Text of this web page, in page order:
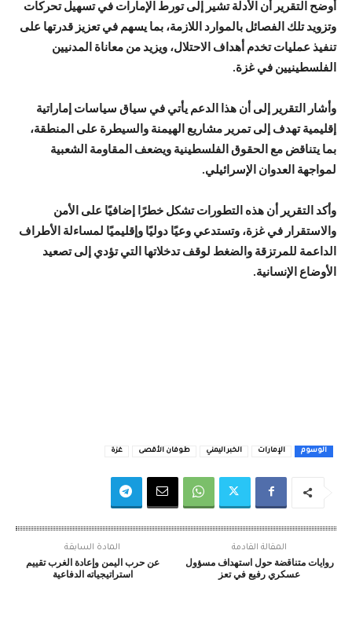
أوضح التقرير أن الأدلة تشير إلى تورط الإمارات في تسهيل تحركات
وتزويد تلك الفصائل بالموارد اللازمة، بما يسهم في تعزيز قدرتها على
تنفيذ عمليات تخدم أهداف الاحتلال، ويزيد من معاناة المدنيين
الفلسطينيين في غزة.
وأشار التقرير إلى أن هذا الدعم يأتي في سياق سياسات إماراتية
إقليمية تهدف إلى تمرير مشاريع الهيمنة والسيطرة على المنطقة،
بما يتناقض مع الحقوق الفلسطينية ويضعف المقاومة الشعبية
لمواجهة العدوان الإسرائيلي.
وأكد التقرير أن هذه التطورات تشكل خطرًا إضافيًا على الأمن
والاستقرار في غزة، وتستدعي وعيًا دوليًا وإقليميًا لمساءلة الأطراف
الداعمة للمرتزقة والضغط لوقف تدخلاتها التي تؤدي إلى تصعيد
الأوضاع الإنسانية.
الوسوم الإمارات الخبر اليمني طوفان الأقصى غزة
المادة السابقة
عن حرب اليمن وإعادة الغرب تقييم
استراتيجياته الدفاعية
المقالة القادمة
روايات متناقضة حول استهداف مسؤول
عسكري رفيع في تعز